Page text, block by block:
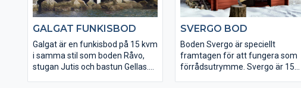
GALGAT FUNKISBOD
Galgat är en funkisbod på 15 kvm
i samma stil som boden Råvo,
stugan Jutis och bastun Gellas.
SVERGO BOD
Boden Svergo är speciellt
framtagen för att fungera som
förrådsutrymme. Svergo är 15